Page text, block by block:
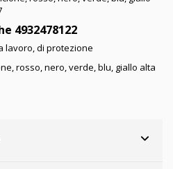
4932478122
lavoro, di protezione
rosso, nero, verde, blu, giallo alta